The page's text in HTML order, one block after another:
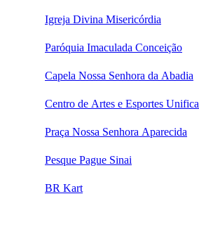
Igreja Divina Misericórdia
Paróquia Imaculada Conceição
Capela Nossa Senhora da Abadia
Centro de Artes e Esportes
Praça Nossa Senhora Aparecida
Pesque Pague Sinai
BR Kart